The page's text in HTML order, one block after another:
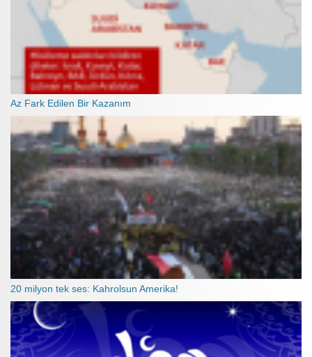
Az Fark Edilen Bir Kazanım
20 milyon tek ses: Kahrolsun Amerika!